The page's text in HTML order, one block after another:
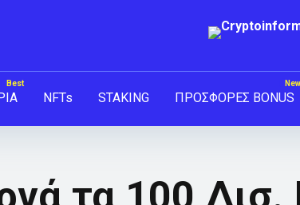
NFTs STAKING ΠΡΟΣΦΟΡΕΣ BONUS